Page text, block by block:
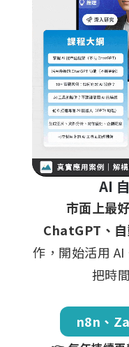
AI
市面上最
ChatGPT、
作，開始活用 AI
把時
n8n、